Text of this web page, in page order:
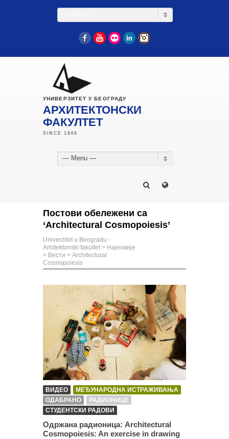
FacebookYouTube
Flickr LinkedIn
УНИВЕРЗИТЕТ У БЕОГРАДУ
АРХИТЕКТОНСКИ
ФАКУЛТЕТ
— Menu —
Постови обележени са
‘Architectural Cosmopoiesis’
Univerzitet u Beogradu -
Arhitektonski fakultet > Најновије
> Вести > Architectural
Cosmopoiesis
ВИДЕО
МЕЂУНАРОДНА ИСТРАЖИВАЊА
ОДАБРАНО
РАДИОНИЦЕ
СТУДЕНТСКИ РАДОВИ
Одржана радионица: Architectural
Cosmopoiesis: An exercise in drawing